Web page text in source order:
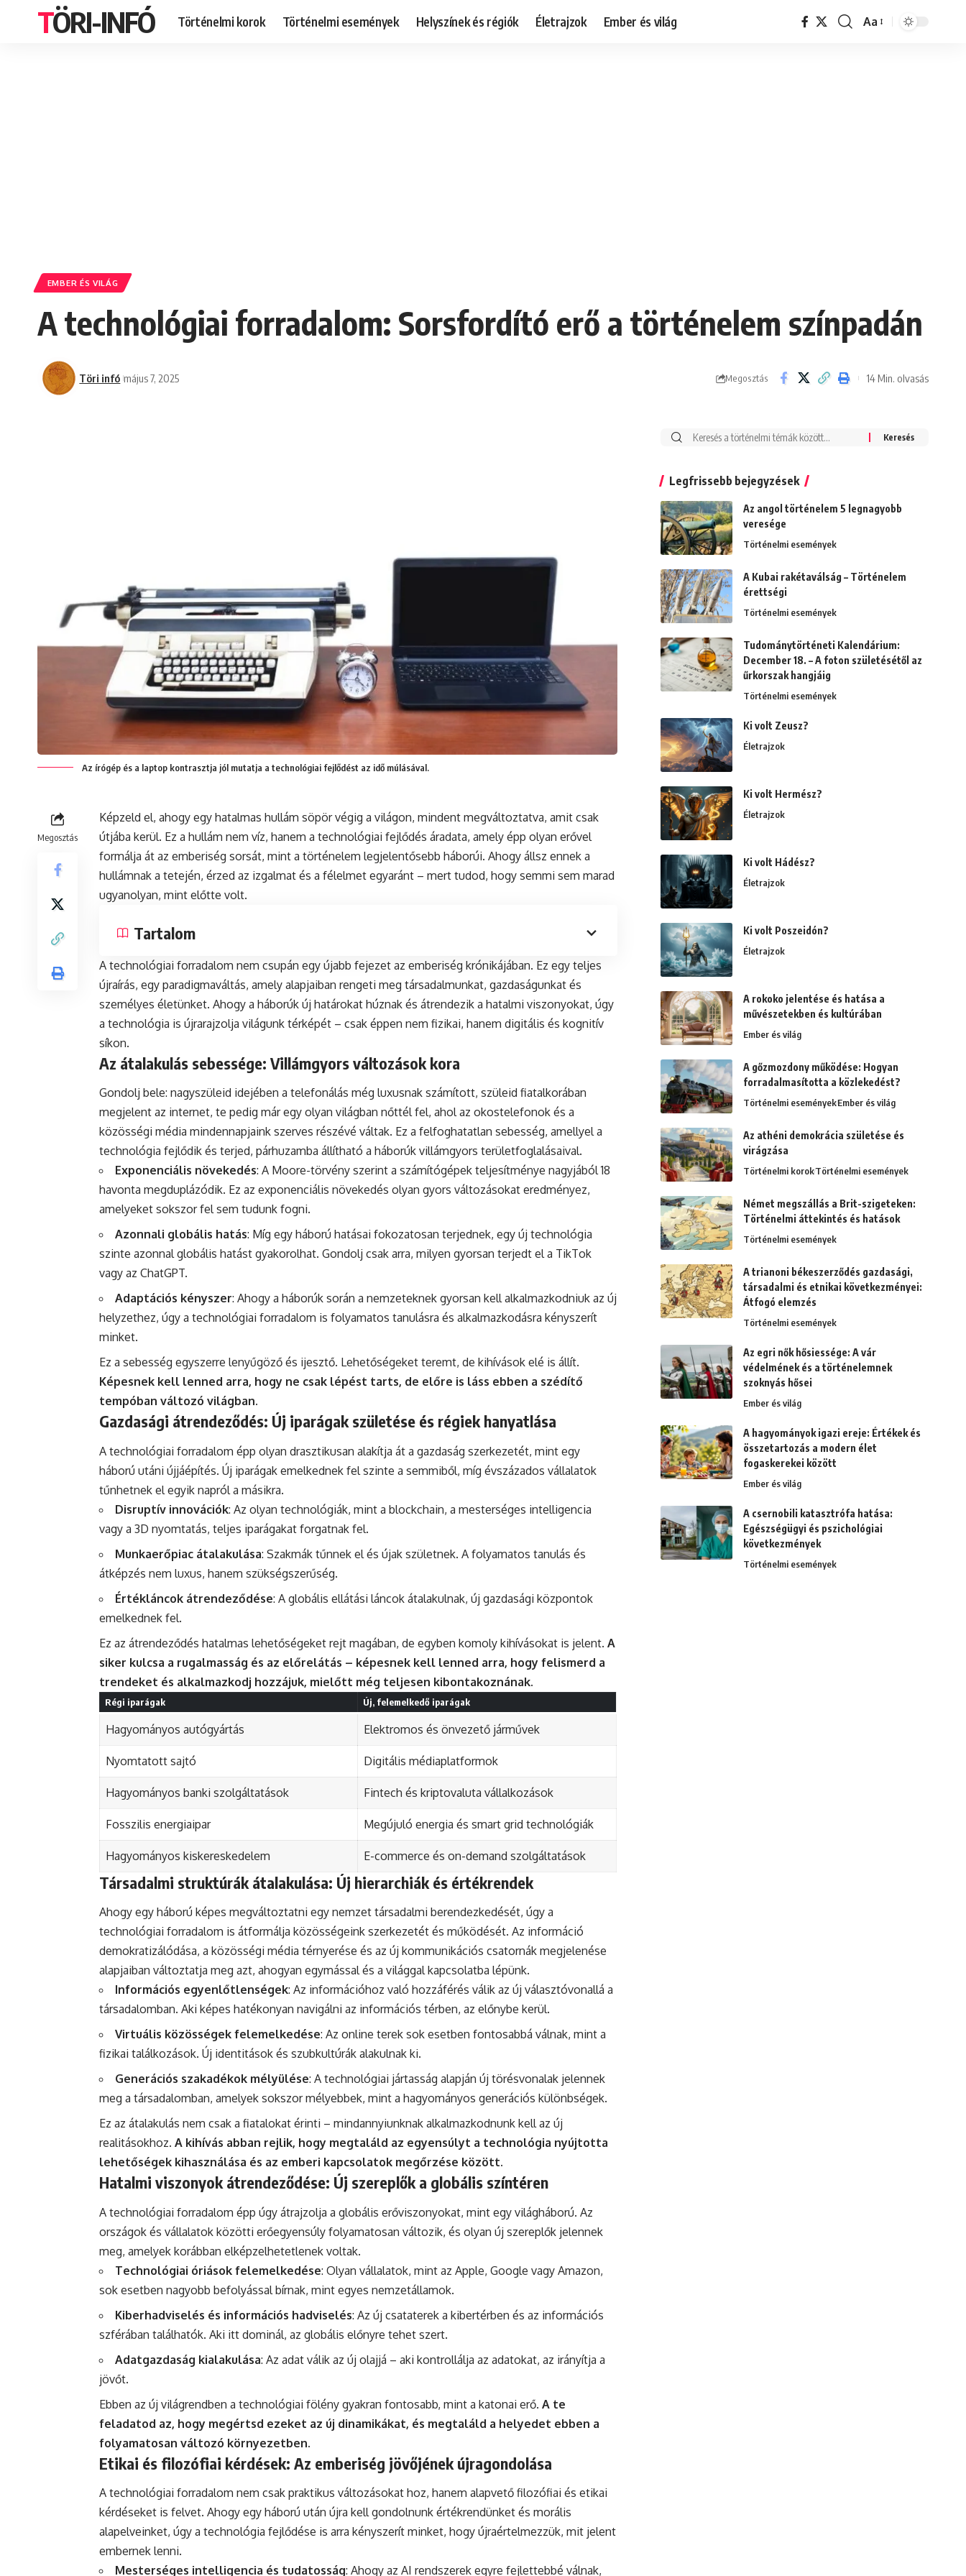
TÖRI-INFÓ Történelmi korok Történelmi események Helyszínek és régiók Életrajzok Ember és világ
Font
Aa
EMBER ÉS VILÁG
A technológiai forradalom: Sorsfordító erő a történelem színpadán
Töri infó május 7, 2025 Megosztás 14 Min. olvasás
Az írógép és a laptop kontrasztja jól mutatja a technológiai fejlődést az idő múlásával.
Megosztás
Képzeld el, ahogy egy hatalmas hullám söpör végig a világon, mindent megváltoztatva, amit csak
útjába kerül. Ez a hullám nem víz, hanem a technológiai fejlődés áradata, amely épp olyan erővel
formálja át az emberiség sorsát, mint a történelem legjelentősebb háborúi. Ahogy állsz ennek a
hullámnak a tetején, érzed az izgalmat és a félelmet egyaránt – mert tudod, hogy semmi sem marad
ugyanolyan, mint előtte volt.
Tartalom
A technológiai forradalom nem csupán egy újabb fejezet az emberiség krónikájában. Ez egy teljes
újraírás, egy paradigmaváltás, amely alapjaiban rengeti meg társadalmunkat, gazdaságunkat és
személyes életünket. Ahogy a háborúk új határokat húznak és átrendezik a hatalmi viszonyokat, úgy
a technológia is újrarajzolja világunk térképét – csak éppen nem fizikai, hanem digitális és kognitív
síkon.
Az átalakulás sebessége: Villámgyors változások kora
Gondolj bele: nagyszüleid idejében a telefonálás még luxusnak számított, szüleid fiatalkorában
megjelent az internet, te pedig már egy olyan világban nőttél fel, ahol az okostelefonok és a
közösségi média mindennapjaink szerves részévé váltak. Ez a felfoghatatlan sebesség, amellyel a
technológia fejlődik és terjed, párhuzamba állítható a háborúk villámgyors területfoglalásaival.
Exponenciális növekedés: A Moore-törvény szerint a számítógépek teljesítménye nagyjából 18
havonta megduplázódik. Ez az exponenciális növekedés olyan gyors változásokat eredményez,
amelyeket sokszor fel sem tudunk fogni.
Azonnali globális hatás: Míg egy háború hatásai fokozatosan terjednek, egy új technológia
szinte azonnal globális hatást gyakorolhat. Gondolj csak arra, milyen gyorsan terjedt el a TikTok
vagy az ChatGPT.
Adaptációs kényszer: Ahogy a háborúk során a nemzeteknek gyorsan kell alkalmazkodniuk az új
helyzethez, úgy a technológiai forradalom is folyamatos tanulásra és alkalmazkodásra kényszerít
minket.
Ez a sebesség egyszerre lenyűgöző és ijesztő. Lehetőségeket teremt, de kihívások elé is állít.
Képesnek kell lenned arra, hogy ne csak lépést tarts, de előre is láss ebben a szédítő
tempóban változó világban.
Gazdasági átrendeződés: Új iparágak születése és régiek hanyatlása
A technológiai forradalom épp olyan drasztikusan alakítja át a gazdaság szerkezetét, mint egy
háború utáni újjáépítés. Új iparágak emelkednek fel szinte a semmiből, míg évszázados vállalatok
tűnhetnek el egyik napról a másikra.
Disruptív innovációk: Az olyan technológiák, mint a blockchain, a mesterséges intelligencia
vagy a 3D nyomtatás, teljes iparágakat forgatnak fel.
Munkaerőpiac átalakulása: Szakmák tűnnek el és újak születnek. A folyamatos tanulás és
átképzés nem luxus, hanem szükségszerűség.
Értékláncok átrendeződése: A globális ellátási láncok átalakulnak, új gazdasági központok
emelkednek fel.
Ez az átrendeződés hatalmas lehetőségeket rejt magában, de egyben komoly kihívásokat is jelent. A
siker kulcsa a rugalmasság és az előrelátás – képesnek kell lenned arra, hogy felismerd a
trendeket és alkalmazkodj hozzájuk, mielőtt még teljesen kibontakoznának.
Régi iparágak Új, felemelkedő iparágak
Hagyományos autógyártás Elektromos és önvezető járművek
Nyomtatott sajtó Digitális médiaplatformok
Hagyományos banki szolgáltatások Fintech és kriptovaluta vállalkozások
Fosszilis energiaipar Megújuló energia és smart grid technológiák
Hagyományos kiskereskedelem E-commerce és on-demand szolgáltatások
Társadalmi struktúrák átalakulása: Új hierarchiák és értékrendek
Ahogy egy háború képes megváltoztatni egy nemzet társadalmi berendezkedését, úgy a
technológiai forradalom is átformálja közösségeink szerkezetét és működését. Az információ
demokratizálódása, a közösségi média térnyerése és az új kommunikációs csatornák megjelenése
alapjaiban változtatja meg azt, ahogyan egymással és a világgal kapcsolatba lépünk.
Információs egyenlőtlenségek: Az információhoz való hozzáférés válik az új választóvonallá a
társadalomban. Aki képes hatékonyan navigálni az információs térben, az előnybe kerül.
Virtuális közösségek felemelkedése: Az online terek sok esetben fontosabbá válnak, mint a
fizikai találkozások. Új identitások és szubkultúrák alakulnak ki.
Generációs szakadékok mélyülése: A technológiai jártasság alapján új törésvonalak jelennek
meg a társadalomban, amelyek sokszor mélyebbek, mint a hagyományos generációs különbségek.
Ez az átalakulás nem csak a fiatalokat érinti – mindannyiunknak alkalmazkodnunk kell az új
realitásokhoz. A kihívás abban rejlik, hogy megtaláld az egyensúlyt a technológia nyújtotta
lehetőségek kihasználása és az emberi kapcsolatok megőrzése között.
Hatalmi viszonyok átrendeződése: Új szereplők a globális színtéren
A technológiai forradalom épp úgy átrajzolja a globális erőviszonyokat, mint egy világháború. Az
országok és vállalatok közötti erőegyensúly folyamatosan változik, és olyan új szereplők jelennek
meg, amelyek korábban elképzelhetetlenek voltak.
Technológiai óriások felemelkedése: Olyan vállalatok, mint az Apple, Google vagy Amazon,
sok esetben nagyobb befolyással bírnak, mint egyes nemzetállamok.
Kiberhadviselés és információs hadviselés: Az új csataterek a kibertérben és az információs
szférában találhatók. Aki itt dominál, az globális előnyre tehet szert.
Adatgazdaság kialakulása: Az adat válik az új olajjá – aki kontrollálja az adatokat, az irányítja a
jövőt.
Ebben az új világrendben a technológiai fölény gyakran fontosabb, mint a katonai erő. A te
feladatod az, hogy megértsd ezeket az új dinamikákat, és megtaláld a helyedet ebben a
folyamatosan változó környezetben.
Etikai és filozófiai kérdések: Az emberiség jövőjének újragondolása
A technológiai forradalom nem csak praktikus változásokat hoz, hanem alapvető filozófiai és etikai
kérdéseket is felvet. Ahogy egy háború után újra kell gondolnunk értékrendünket és morális
alapelveinket, úgy a technológia fejlődése is arra kényszerít minket, hogy újraértelmezzük, mit jelent
embernek lenni.
Mesterséges intelligencia és tudatosság: Ahogy az AI rendszerek egyre fejlettebbé válnak,
Search
Legfrissebb bejegyzések
Az angol történelem 5 legnagyobb
veresége
Történelmi események
A Kubai rakétaválság – Történelem
érettségi
Történelmi események
Tudománytörténeti Kalendárium:
December 18. – A foton születésétől az
űrkorszak hangjáig
Történelmi események
Ki volt Zeusz?
Életrajzok
Ki volt Hermész?
Életrajzok
Ki volt Hádész?
Életrajzok
Ki volt Poszeidón?
Életrajzok
A rokoko jelentése és hatása a
művészetekben és kultúrában
Ember és világ
A gőzmozdony működése: Hogyan
forradalmasította a közlekedést?
Történelmi eseményekEmber és világ
Az athéni demokrácia születése és
virágzása
Történelmi korokTörténelmi események
Német megszállás a Brit-szigeteken:
Történelmi áttekintés és hatások
Történelmi események
A trianoni békeszerződés gazdasági,
társadalmi és etnikai következményei:
Átfogó elemzés
Történelmi események
Az egri nők hősiessége: A vár
védelmének és a történelemnek
szoknyás hősei
Ember és világ
A hagyományok igazi ereje: Értékek és
összetartozás a modern élet
fogaskerekei között
Ember és világ
A csernobili katasztrófa hatása:
Egészségügyi és pszichológiai
következmények
Történelmi események